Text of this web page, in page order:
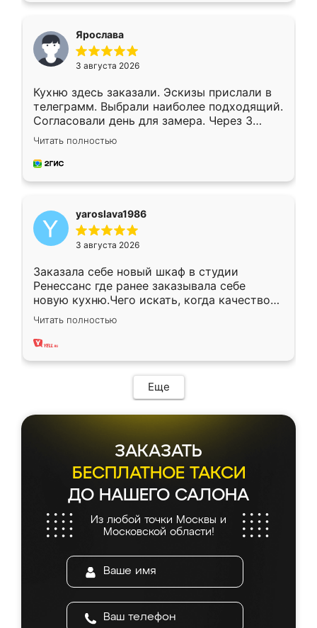
Ярослава
3 августа 2026
Кухню здесь заказали. Эскизы прислали в
телеграмм. Выбрали наиболее подходящий.
Согласовали день для замера. Через 3
недели кухня была уже готова. Остались
довольны работой. Спасибо Ренессанс
мебель за качественную работу!
Читать полностью
yaroslava1986
3 августа 2026
Заказала себе новый шкаф в студии
Ренессанс где ранее заказывала себе
новую кухню.Чего искать, когда качеством
вполне довольна. Служит кухня уже почти
два года, нареканий нет.
Читать полностью
Еще
ЗАКАЗАТЬ
БЕСПЛАТНОЕ ТАКСИ
ДО НАШЕГО САЛОНА
Из любой точки Москвы и
Московской области!